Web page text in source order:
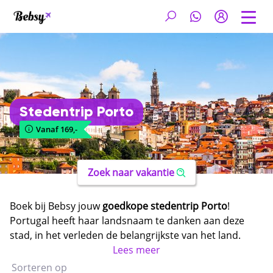
Stedentrip Porto
Vanaf 169,-
Zoek naar vakantie
Boek bij Bebsy jouwgoedkope stedentrip Porto!
Portugal heeft haar landsnaam te danken aan deze
stad, in het verleden de belangrijkste van het land.
Tegenwoordig is de stad dé ideale bestemming voor
een geweldige citytrip. Je vindt er prachtige porthuizen
Lees meer
Sorteren op